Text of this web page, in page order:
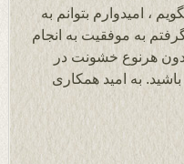
، امیدوارم بتوانم به
به موفقیت به انجام
هرنوع خشونت در
به امید همکاری